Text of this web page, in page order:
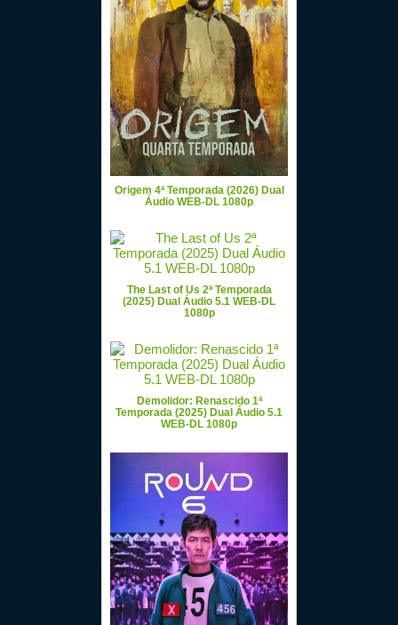
Origem 4ª Temporada (2026) Dual
Áudio WEB-DL 1080p
The Last of Us 2ª Temporada
(2025) Dual Áudio 5.1 WEB-DL
1080p
Demolidor: Renascido 1ª
Temporada (2025) Dual Áudio 5.1
WEB-DL 1080p